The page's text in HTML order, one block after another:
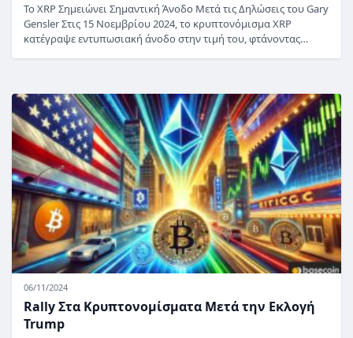
Το XRP Σημειώνει Σημαντική Άνοδο Μετά τις Δηλώσεις του Gary
Gensler Στις 15 Νοεμβρίου 2024, το κρυπτονόμισμα XRP
κατέγραψε εντυπωσιακή άνοδο στην τιμή του, φτάνοντας…
06/11/2024
Rally Στα Κρυπτονομίσματα Μετά την Εκλογή
Trump